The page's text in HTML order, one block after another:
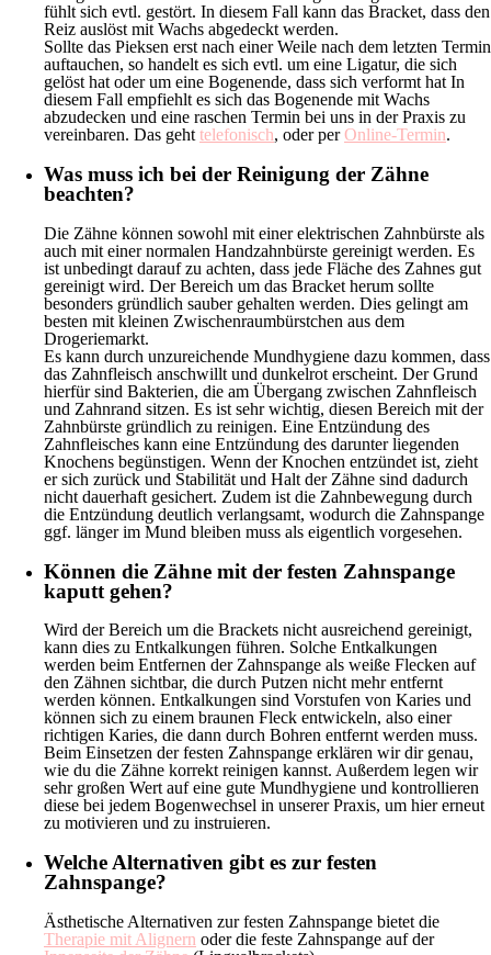
fühlt sich evtl. gestört. In diesem Fall kann das Bracket, dass den
Reiz auslöst mit Wachs abgedeckt werden.
Sollte das Pieksen erst nach einer Weile nach dem letzten Termin
auftauchen, so handelt es sich evtl. um eine Ligatur, die sich
gelöst hat oder um eine Bogenende, dass sich verformt hat In
diesem Fall empfiehlt es sich das Bogenende mit Wachs
abzudecken und eine raschen Termin bei uns in der Praxis zu
vereinbaren. Das geht telefonisch, oder perOnline-Termin.
Was muss ich bei der Reinigung der Zähne
beachten?
Die Zähne können sowohl mit einer elektrischen Zahnbürste als
auch mit einer normalen Handzahnbürste gereinigt werden. Es
ist unbedingt darauf zu achten, dass jede Fläche des Zahnes gut
gereinigt wird. Der Bereich um das Bracket herum sollte
besonders gründlich sauber gehalten werden. Dies gelingt am
besten mit kleinen Zwischenraumbürstchen aus dem
Drogeriemarkt.
Es kann durch unzureichende Mundhygiene dazu kommen, dass
das Zahnfleisch anschwillt und dunkelrot erscheint. Der Grund
hierfür sind Bakterien, die am Übergang zwischen Zahnfleisch
und Zahnrand sitzen. Es ist sehr wichtig, diesen Bereich mit der
Zahnbürste gründlich zu reinigen. Eine Entzündung des
Zahnfleisches kann eine Entzündung des darunter liegenden
Knochens begünstigen. Wenn der Knochen entzündet ist, zieht
er sich zurück und Stabilität und Halt der Zähne sind dadurch
nicht dauerhaft gesichert. Zudem ist die Zahnbewegung durch
die Entzündung deutlich verlangsamt, wodurch die Zahnspange
ggf. länger im Mund bleiben muss als eigentlich vorgesehen.
Können die Zähne mit der festen Zahnspange
kaputt gehen?
Wird der Bereich um die Brackets nicht ausreichend gereinigt,
kann dies zu Entkalkungen führen. Solche Entkalkungen
werden beim Entfernen der Zahnspange als weiße Flecken auf
den Zähnen sichtbar, die durch Putzen nicht mehr entfernt
werden können. Entkalkungen sind Vorstufen von Karies und
können sich zu einem braunen Fleck entwickeln, also einer
richtigen Karies, die dann durch Bohren entfernt werden muss.
Beim Einsetzen der festen Zahnspange erklären wir dir genau,
wie du die Zähne korrekt reinigen kannst. Außerdem legen wir
sehr großen Wert auf eine gute Mundhygiene und kontrollieren
diese bei jedem Bogenwechsel in unserer Praxis, um hier erneut
zu motivieren und zu instruieren.
Welche Alternativen gibt es zur festen
Zahnspange?
Ästhetische Alternativen zur festen Zahnspange bietet die
Therapie mit Alignern oder die feste Zahnspange auf der